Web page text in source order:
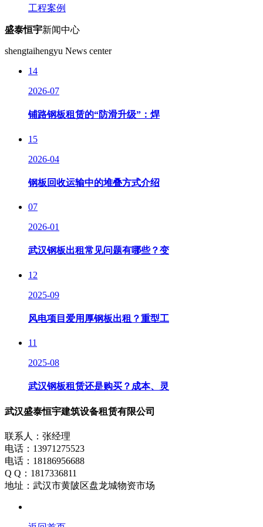
工程案例
盛泰恒宇新闻中心
shengtaihengyu News center
14
2026-07
铺路钢板租赁的“防滑升级”：焊
15
2026-04
钢板回收运输中的堆叠方式介绍
07
2026-01
武汉钢板出租常见问题有哪些？变
12
2025-09
风电项目爱用厚钢板出租？重型工
11
2025-08
武汉钢板租赁还是购买？成本、灵
武汉盛泰恒宇建筑设备租赁有限公司
联系人：张经理
电话：13971275523
电话：18186956688
Q Q：1817336811
地址：武汉市黄陂区盘龙城物资市场